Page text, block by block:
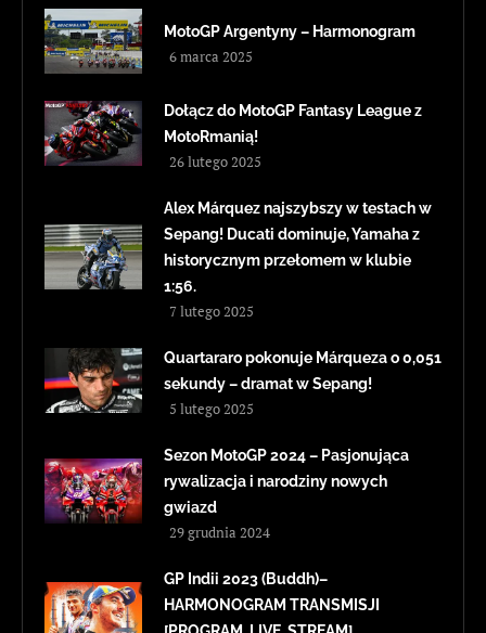
MotoGP Argentyny – Harmonogram
6 marca 2025
Dołącz do MotoGP Fantasy League z
MotoRmanią!
26 lutego 2025
Alex Márquez najszybszy w testach w
Sepang! Ducati dominuje, Yamaha z
historycznym przełomem w klubie
1:56.
7 lutego 2025
Quartararo pokonuje Márqueza o 0,051
sekundy – dramat w Sepang!
5 lutego 2025
Sezon MotoGP 2024 – Pasjonująca
rywalizacja i narodziny nowych
gwiazd
29 grudnia 2024
GP Indii 2023 (Buddh)–
HARMONOGRAM TRANSMISJI